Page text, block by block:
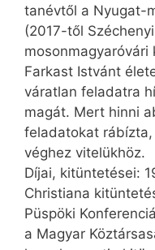
tanévtől a Nyugat-
(2017-től
Farkast Istvánt
váratlan feladatra
magát. Mert hinni
feladatokat
véghez vitelükhöz.
Díjai, kitüntetései:
Christiana
Püspöki
a Magyar